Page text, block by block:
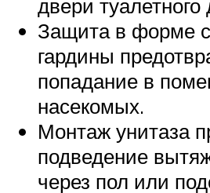
двери туалетного
Защита в форме
гардины
попадание в
насекомых.
Монтаж унитаза
подведение
через пол или